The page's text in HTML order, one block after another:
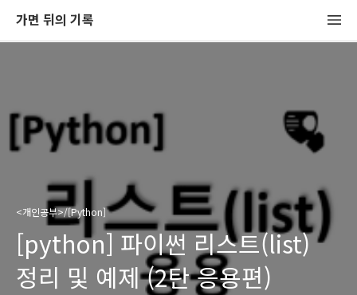
가면 뒤의 기록
<개인공부>/[Python]
[python] 파이썬 리스트(list)
정리 및 예제 (2탄 응용편)